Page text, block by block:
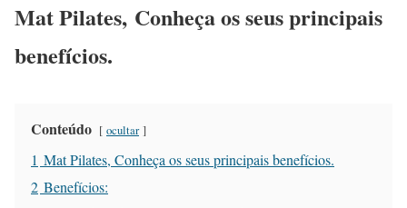
Mat Pilates, Conheça os seus principais
benefícios.
Conteúdo ocultar
1 Mat Pilates, Conheça os seus principais benefícios.
2 Benefícios: